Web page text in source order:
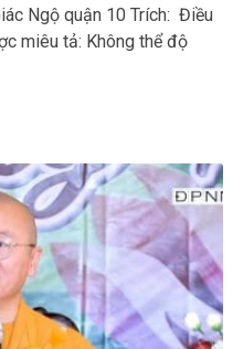
Ngộ quận 10 Trích: Điều
miêu tả: Không thể độ